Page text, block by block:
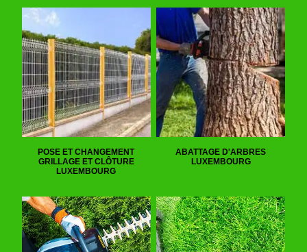
POSE ET CHANGEMENT
GRILLAGE ET CLÔTURE
LUXEMBOURG
ABATTAGE D'ARBRES
LUXEMBOURG